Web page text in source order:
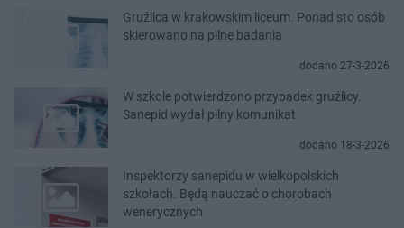
Gruźlica w krakowskim liceum. Ponad sto osób
skierowano na pilne badania
dodano 27-3-2026
W szkole potwierdzono przypadek gruźlicy.
Sanepid wydał pilny komunikat
dodano 18-3-2026
Inspektorzy sanepidu w wielkopolskich
szkołach. Będą nauczać o chorobach
wenerycznych